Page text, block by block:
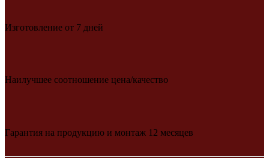
Изготовление от 7 дней
Наилучшее соотношение цена/качество
Гарантия на продукцию и монтаж 12 месяцев